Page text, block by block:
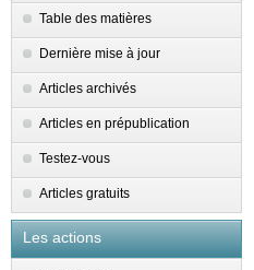
Table des matières
Dernière mise à jour
Articles archivés
Articles en prépublication
Testez-vous
Articles gratuits
Les actions